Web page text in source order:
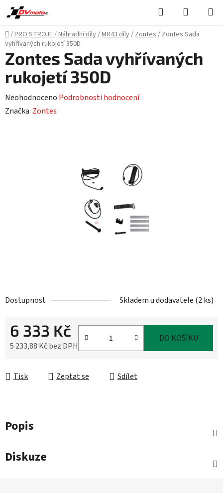
Přejít
na
obsah
Hledat
KOŠÍK
Domů
/PRO STROJE/Náhradní díly/MR43 díly/Zontes/ Zontes Sada
vyhřívaných rukojetí 350D
Dostupnost Skladem u dodavatele (2 ks)
6 333 Kč
5 233,88 Kč bez DPH
DO KOŠÍKU
Tisk Zeptat se Sdílet
Zontes Sada vyhřívaných
rukojetí 350D
Průměrné
hodnocení
Neohodnoceno Podrobnosti hodnocení
Značka: Zontes
Popis
Diskuze